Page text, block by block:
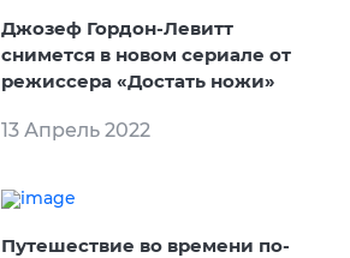
Джозеф Гордон-Левитт
снимется в новом сериале от
режиссера «Достать ножи»
13 Апрель 2022
Путешествие во времени по-